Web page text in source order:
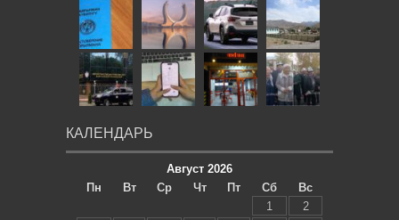
КАЛЕНДАРЬ
Август 2026
Пн
Вт Ср Чт Пт Сб
Вс
1
2